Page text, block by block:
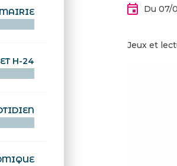
H-24
Du 07/
Jeux et